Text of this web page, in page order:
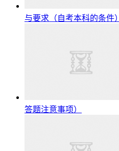
与要求（自考本科的条件）
答题注意事项）